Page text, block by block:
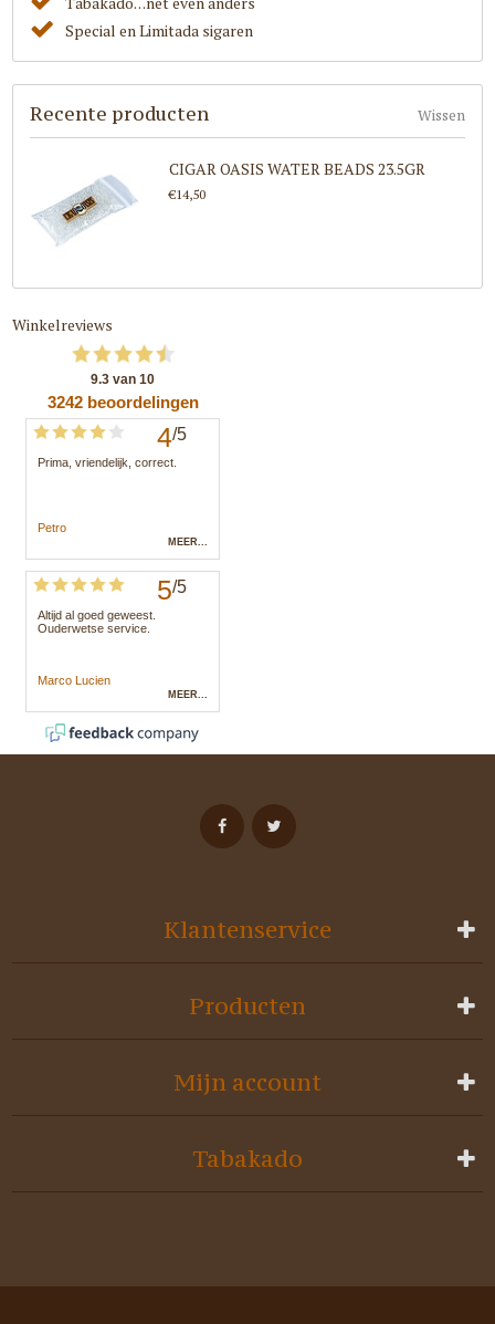
Special en Limitada sigaren
Recente producten Wissen
CIGAR OASIS WATER BEADS 23.5GR
€14,50
Winkelreviews
Klantenservice
Producten
Mijn account
Tabakado